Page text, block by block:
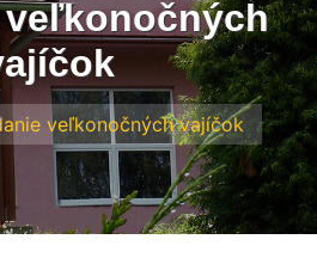
veľkonočných vajíčok